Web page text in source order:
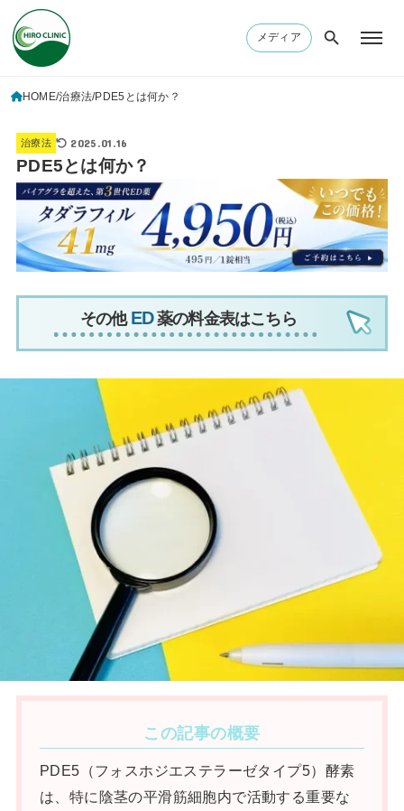
メディア
HOME 治療法 PDE5とは何か？
治療法 2025.01.16
PDE5とは何か？
その他 薬の料金表はこちら
この記事の概要
PDE5（フォスホジエステラーゼタイプ5）酵素
は、特に陰茎の平滑筋細胞内で活動する重要な